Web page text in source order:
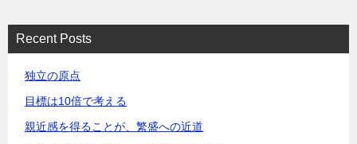
Recent Posts
独立の原点
目標は10倍で考える
親近感を得ることが、繁盛への近道